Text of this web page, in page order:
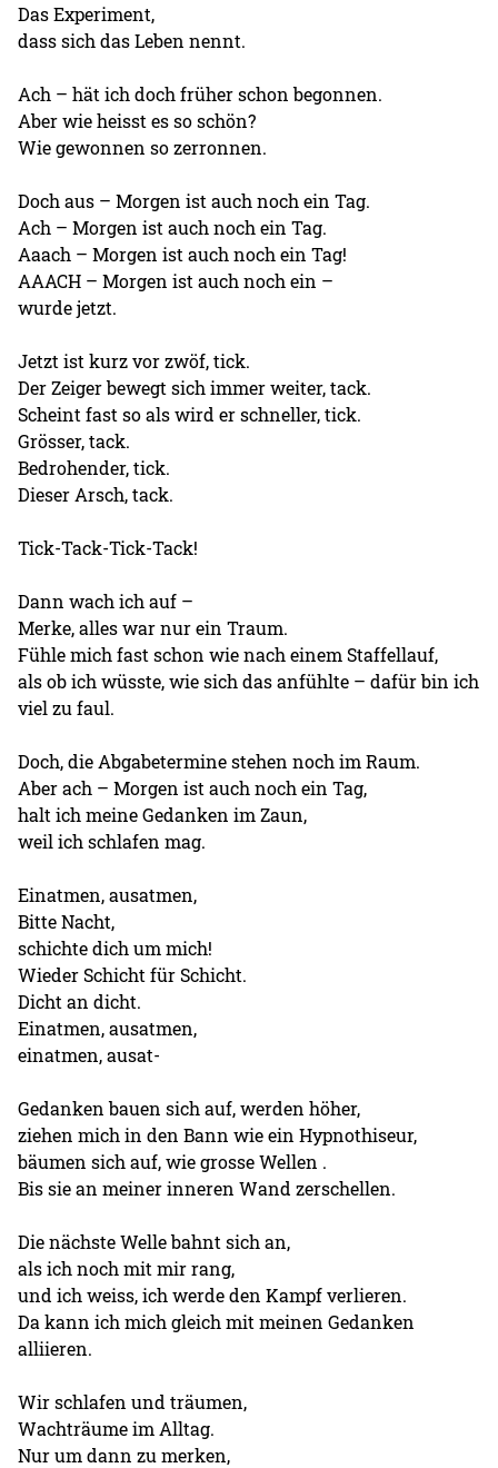
Das Experiment,
dass sich das Leben nennt.
Ach – hät ich doch früher schon begonnen.
Aber wie heisst es so schön?
Wie gewonnen so zerronnen.
Doch aus – Morgen ist auch noch ein Tag.
Ach – Morgen ist auch noch ein Tag.
Aaach – Morgen ist auch noch ein Tag!
AAACH – Morgen ist auch noch ein –
wurde jetzt.
Jetzt ist kurz vor zwöf, tick.
Der Zeiger bewegt sich immer weiter, tack.
Scheint fast so als wird er schneller, tick.
Grösser, tack.
Bedrohender, tick.
Dieser Arsch, tack.
Tick-Tack-Tick-Tack!
Dann wach ich auf –
Merke, alles war nur ein Traum.
Fühle mich fast schon wie nach einem Staffellauf,
als ob ich wüsste, wie sich das anfühlte – dafür bin ich
viel zu faul.
Doch, die Abgabetermine stehen noch im Raum.
Aber ach – Morgen ist auch noch ein Tag,
halt ich meine Gedanken im Zaun,
weil ich schlafen mag.
Einatmen, ausatmen,
Bitte Nacht,
schichte dich um mich!
Wieder Schicht für Schicht.
Dicht an dicht.
Einatmen, ausatmen,
einatmen, ausat-
Gedanken bauen sich auf, werden höher,
ziehen mich in den Bann wie ein Hypnothiseur,
bäumen sich auf, wie grosse Wellen .
Bis sie an meiner inneren Wand zerschellen.
Die nächste Welle bahnt sich an,
als ich noch mit mir rang,
und ich weiss, ich werde den Kampf verlieren.
Da kann ich mich gleich mit meinen Gedanken
alliieren.
Wir schlafen und träumen,
Wachträume im Alltag.
Nur um dann zu merken,